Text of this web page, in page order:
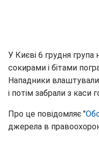
У Києві 6 грудня група
сокирами і бітами
Нападники
і потім забрали з каси
Про це повідомляє "
джерела в